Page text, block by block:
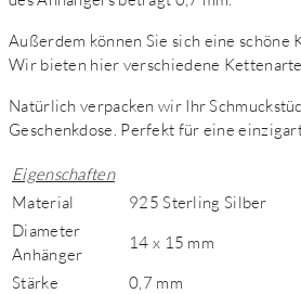
Außerdem können Sie sich eine schöne
Wir bieten hier verschiedene
Natürlich verpacken wir Ihr
Geschenkdose. Perfekt für eine
Eigenschaften
Material
925 Sterling Silber
Diameter
Anhänger
14 x 15 mm
Stärke
0,7 mm